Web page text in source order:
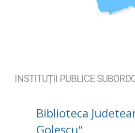
INSTITUȚII PUBLICE
Biblioteca
Golescu"